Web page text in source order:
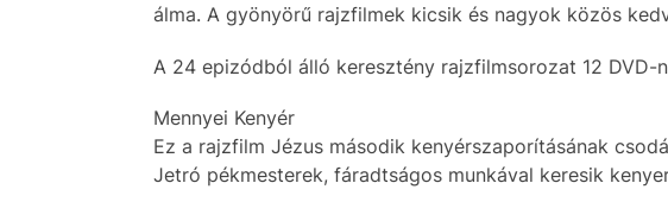
álma. A gyönyörű rajzfilmek kicsik és nagyok közös
A 24 epizódból álló keresztény rajzfilmsorozat 12
Mennyei Kenyér
Ez a rajzfilm Jézus második kenyérszaporításának
Jetró pékmesterek, fáradtságos munkával keresik